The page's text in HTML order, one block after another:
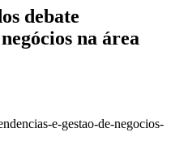
debate
na área